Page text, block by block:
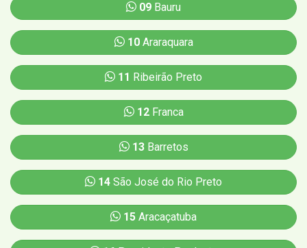
09 Bauru
10Araraquara
11 Ribeirão Preto
12Franca
13Barretos
14 São José do Rio Preto
15 Aracaçatuba